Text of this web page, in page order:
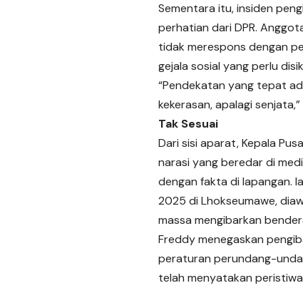
Sementara itu, insiden
perhatian dari DPR.
tidak merespons dengan
gejala sosial yang perlu
“Pendekatan yang tepat
kekerasan, apalagi
Tak Sesuai
Dari sisi aparat, Kepala
narasi yang beredar di
dengan fakta di lapangan.
2025 di Lhokseumawe,
massa mengibarkan
Freddy menegaskan
peraturan perundang-
telah menyatakan